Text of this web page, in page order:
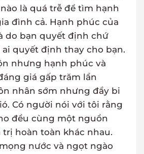
là quá trễ để tìm hạnh
đình cả. Hạnh phúc của
do bạn quyết định chứ
quyết định thay cho bạn.
nhưng hạnh phúc và
giá gấp trăm lần
nhân sớm nhưng đầy bi
Có người nói với tôi rằng
đều cùng một nguồn
hoàn toàn khác nhau.
nước và ngọt ngào